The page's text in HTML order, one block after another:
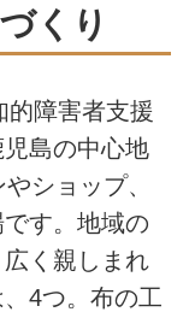
くり
的障害者支援
島の中心地
ショップ、
す。地域の
く親しまれ
4つ。布の工